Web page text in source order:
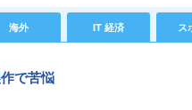
海外 IT 経済 ス
で苦悩